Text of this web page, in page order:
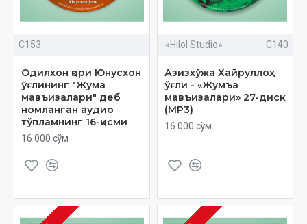
C153
Одилхон қори Юнусхон
ўғлининг "Жума
‎мавъизалари" деб
номланган аудио
тўпламнинг 16-‎қисми
16 000 сўм
«Hilol Studio» C140
Азизхўжа Хайруллоҳ
ўғли - «Жумъа
мавъизалари» 27-диск
(МР3)
16 000 сўм